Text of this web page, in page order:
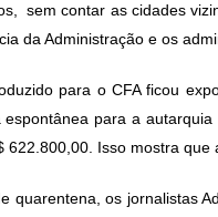
sem contar as cidades
da Administração e os
para o CFA ficou
espontânea para a
622.800,00. Isso mostra
quarentena, os jornalistas